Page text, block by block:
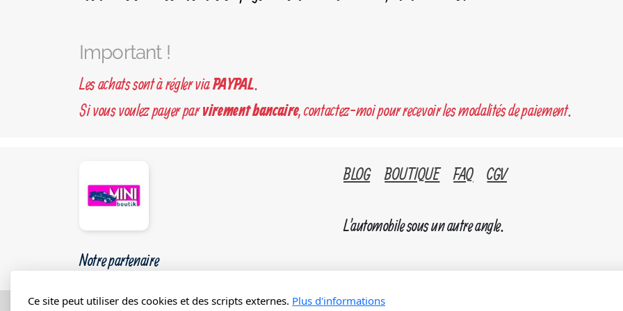
Important !
Les achats sont à régler viaPAYPAL.
Si vous voulez payer parvirement bancaire, contactez-moi pour recevoir les modalités de paiement.
Notre partenaire
BLOG BOUTIQUE FAQ CGV
L'automobile sous un autre angle.
Ce site peut utiliser des cookies et des scripts externes. Plus d'informations